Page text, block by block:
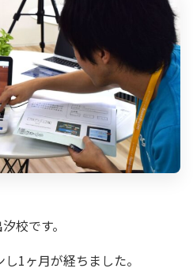
校です。
1ヶ月が経ちました。